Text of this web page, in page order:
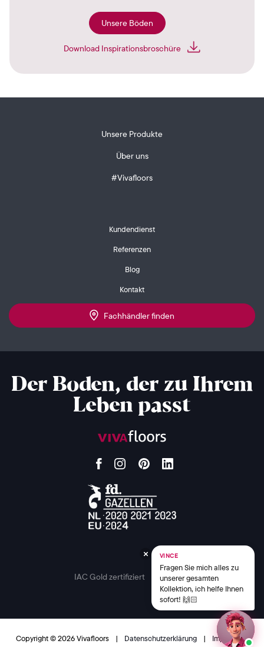
Unsere Böden
Download Inspirationsbroschüre
Unsere Produkte
Über uns
#Vivafloors
Kundendienst
Referenzen
Blog
Kontakt
Fachhändler finden
Der Boden, der zu Ihrem
Leben passt
IAC Gold zertifiziert
Copyright © 2026 Vivafloors | Datenschutzerklärung | Impressum
VINCE
Fragen Sie mich alles zu
unserer gesamten
Kollektion, ich helfe Ihnen
sofort! 🙌🏻